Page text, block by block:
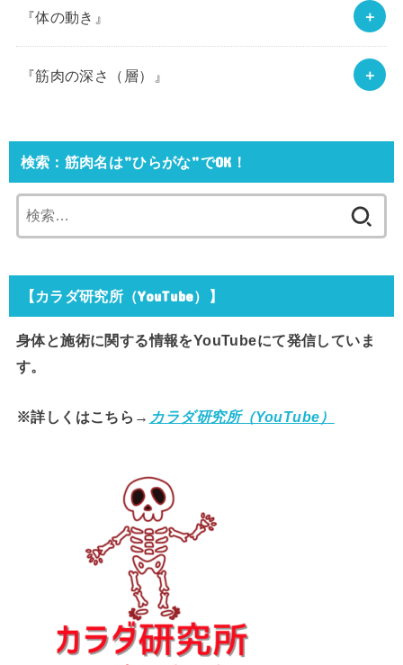
『体の動き』
『筋肉の深さ（層）』
検索：筋肉名は”ひらがな”でOK！
索:
【カラダ研究所（YouTube）】
身体と施術に関する情報をYouTubeにて発信していま
す。
※詳しくはこちら→ カラダ研究所（YouTube）